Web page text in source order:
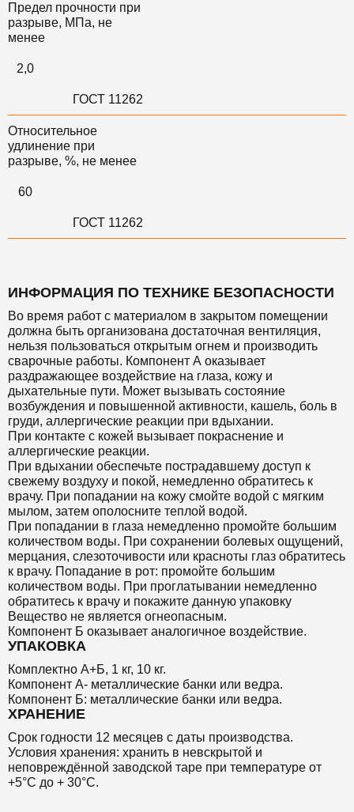
Предел прочности при
разрыве, МПа, не
менее
2,0
ГОСТ 11262
Относительное
удлинение при
разрыве, %, не менее
60
ГОСТ 11262
ИНФОРМАЦИЯ ПО ТЕХНИКЕ БЕЗОПАСНОСТИ
Во время работ с материалом в закрытом помещении
должна быть организована достаточная вентиляция,
нельзя пользоваться открытым огнем и производить
сварочные работы. Компонент А оказывает
раздражающее воздействие на глаза, кожу и
дыхательные пути. Может вызывать состояние
возбуждения и повышенной активности, кашель, боль в
груди, аллергические реакции при вдыхании.
При контакте с кожей вызывает покраснение и
аллергические реакции.
При вдыхании обеспечьте пострадавшему доступ к
свежему воздуху и покой, немедленно обратитесь к
врачу. При попадании на кожу смойте водой с мягким
мылом, затем ополосните теплой водой.
При попадании в глаза немедленно промойте большим
количеством воды. При сохранении болевых ощущений,
мерцания, слезоточивости или красноты глаз обратитесь
к врачу. Попадание в рот: промойте большим
количеством воды. При проглатывании немедленно
обратитесь к врачу и покажите данную упаковку
Вещество не является огнеопасным.
Компонент Б оказывает аналогичное воздействие.
УПАКОВКА
Комплектно А+Б, 1 кг, 10 кг.
Компонент А- металлические банки или ведра.
Компонент Б: металлические банки или ведра.
ХРАНЕНИЕ
Срок годности 12 месяцев с даты производства.
Условия хранения: хранить в невскрытой и
неповреждённой заводской таре при температуре от
+5°С до + 30°С.